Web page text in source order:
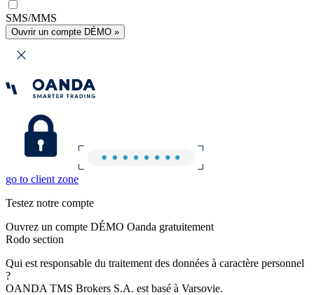
SMS/MMS
Ouvrir un compte DÉMO »
go to client zone
Testez notre compte
Ouvrez un compte DÉMO Oanda gratuitement
Rodo section
Qui est responsable du traitement des données à caractère personnel
?
OANDA TMS Brokers S.A. est basé à Varsovie.